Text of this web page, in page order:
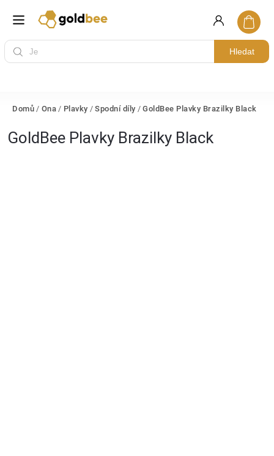
Hledat
Domů / Ona / Plavky / Spodní díly / GoldBee Plavky Brazilky Black
GoldBee Plavky Brazilky Black